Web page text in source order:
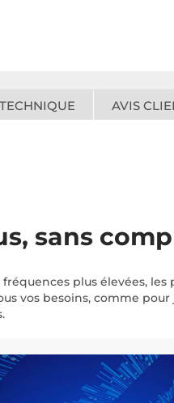
AVIS
sans
plus élevées, les
vos besoins, comme